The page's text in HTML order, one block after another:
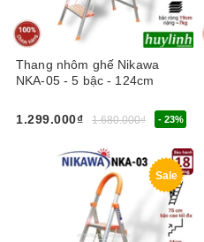
Thang nhôm ghế Nikawa
NKA-05 - 5 bậc - 124cm
1.299.000₫ 1.680.000₫ - 23%
Sale